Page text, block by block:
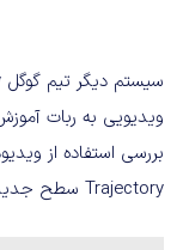
ویدیویی به ربات
Trajectory سطح جدیدی را برای این کار ارائه می‌کند.